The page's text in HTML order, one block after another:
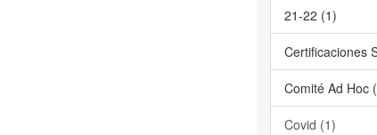
21-22 (1)
Certificaciones
Comité Ad Hoc
Covid (1)